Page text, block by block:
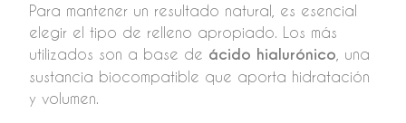
Para mantener un resultado natural, es esencial
elegir el tipo de relleno apropiado. Los más
utilizados son a base de ácido hialurónico , una
sustancia biocompatible que aporta hidratación
y volumen.